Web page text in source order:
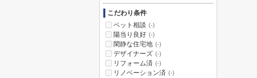
こだわり条件
ペット相談 (-)
陽当り良好 (-)
閑静な住宅地 (-)
デザイナーズ (-)
リフォーム済 (-)
リノベーション済 (-)